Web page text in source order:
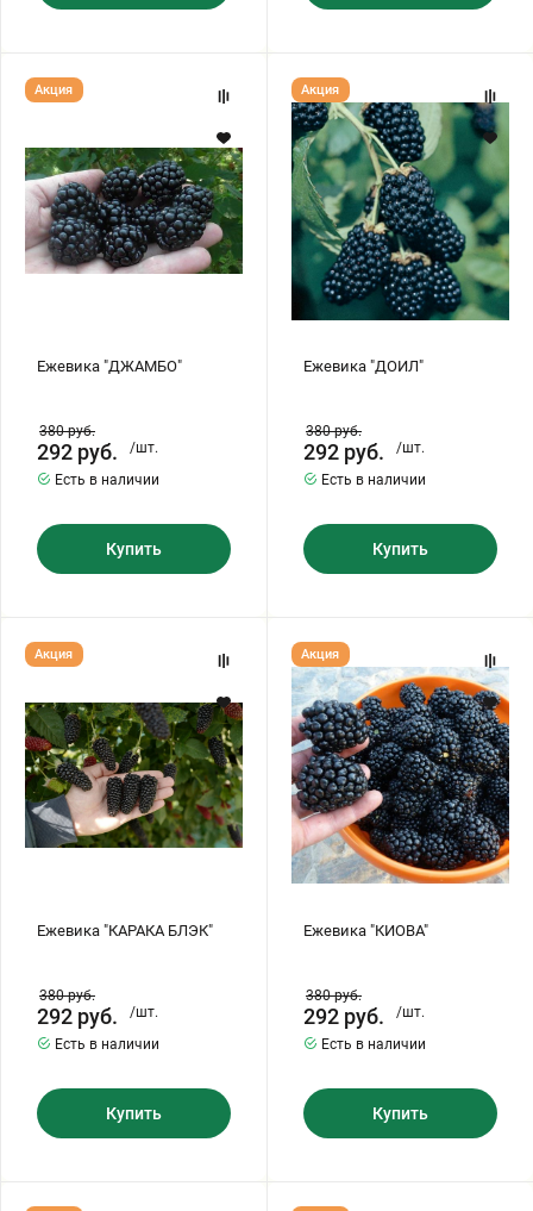
Ежевика
"ДЖАМБО"
Ежевика "ДЖАМБО"
Акция
380руб.
292 руб.
/шт.
Есть в наличии
Купить
Ежевика
"ДОИЛ"
Ежевика "ДОИЛ"
Акция
380руб.
292 руб.
/шт.
Есть в наличии
Купить
Ежевика
"КАРАКА
Ежевика "КАРАКА БЛЭК"
Акция
380руб.
292 руб.
/шт.
Есть в наличии
Купить
Ежевика
"КИОВА"
Ежевика "КИОВА"
Акция
380руб.
292 руб.
/шт.
Есть в наличии
Купить